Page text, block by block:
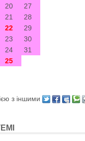
20
27
21
28
22
29
23
30
24
31
25
з іншими